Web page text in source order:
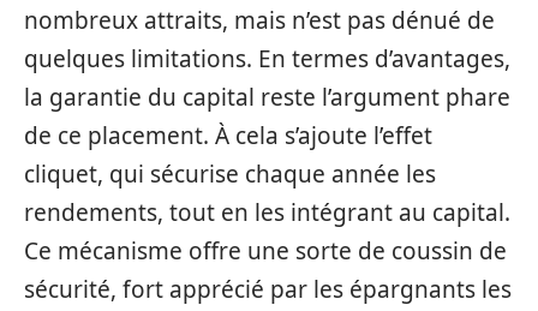
nombreux attraits, mais n’est pas dénué de
quelques limitations. En termes d’avantages,
la garantie du capital reste l’argument phare
de ce placement. À cela s’ajoute l’effet
cliquet, qui sécurise chaque année les
rendements, tout en les intégrant au capital.
Ce mécanisme offre une sorte de coussin de
sécurité, fort apprécié par les épargnants les